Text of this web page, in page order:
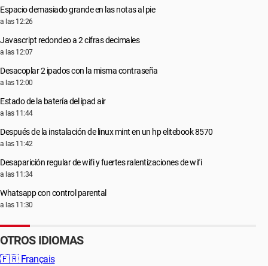
Espacio demasiado grande en las notas al pie
a las 12:26
Javascript redondeo a 2 cifras decimales
a las 12:07
Desacoplar 2 ipados con la misma contraseña
a las 12:00
Estado de la batería del ipad air
a las 11:44
Después de la instalación de linux mint en un hp elitebook 8570
a las 11:42
Desaparición regular de wifi y fuertes ralentizaciones de wifi
a las 11:34
Whatsapp con control parental
a las 11:30
OTROS IDIOMAS
🇫🇷 Français